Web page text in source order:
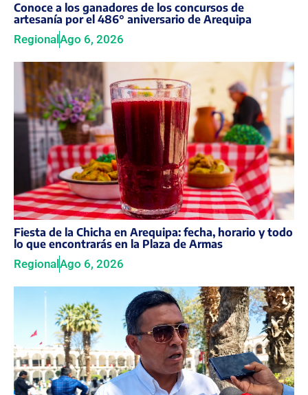
Conoce a los ganadores de los concursos de
artesanía por el 486° aniversario de Arequipa
Regional Ago 6, 2026
Fiesta de la Chicha en Arequipa: fecha, horario y todo
lo que encontrarás en la Plaza de Armas
RegionalAgo 6, 2026